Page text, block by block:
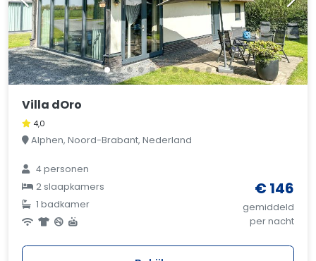
Villa dOro
4,0
Alphen, Noord-Brabant, Nederland
4 personen
2 slaapkamers
1 badkamer
€ 146
gemiddeld
per nacht